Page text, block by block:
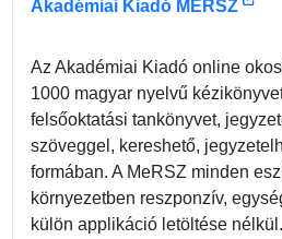
Akadémiai Kiadó MERSZ
Az Akadémiai Kiadó online
1000 magyar nyelvű
felsőoktatási tankönyvet,
szöveggel, kereshető,
formában. A MeRSZ minden
környezetben reszponzív,
külön applikáció letöltése nélkül.